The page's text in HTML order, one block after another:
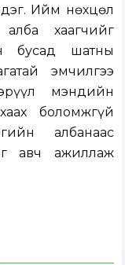
Ийм нөхцөл
хаагчийг
бусад шатны
эмчилгээ
мэндийн
боломжгүй
албанаас
авч ажиллаж